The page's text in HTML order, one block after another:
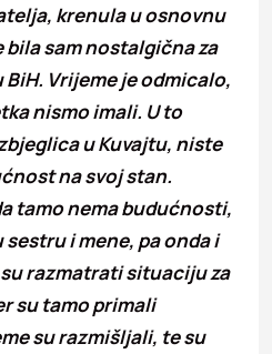
krenula u osnovnu
bila sam nostalgična za
Vrijeme je odmicalo,
nismo imali. U to
u Kuvajtu, niste
na svoj stan.
tamo nema budućnosti,
i mene, pa onda i
razmatrati situaciju za
su tamo primali
su razmišljali, te su